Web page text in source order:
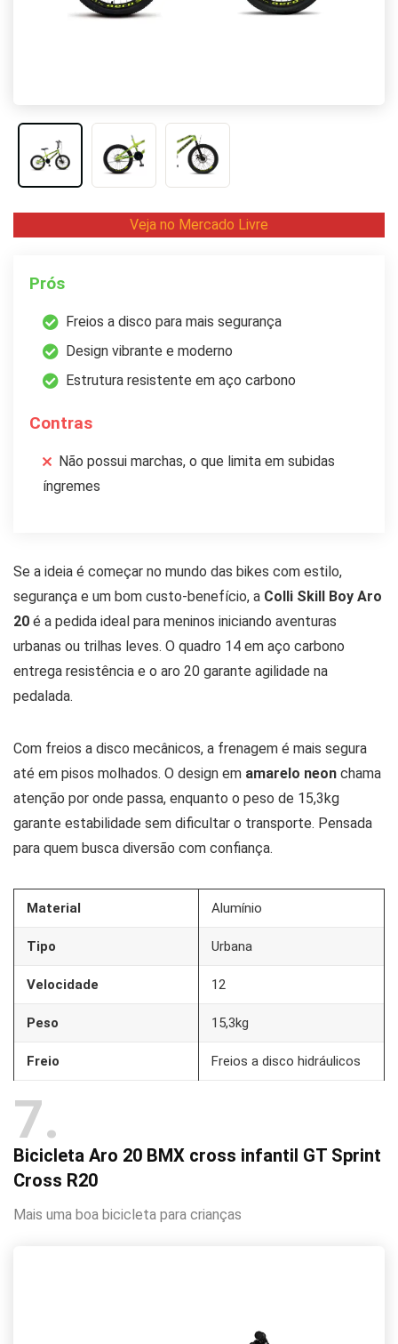
Veja no Mercado Livre
Prós
Freios a disco para mais segurança
Design vibrante e moderno
Estrutura resistente em aço carbono
Contras
Não possui marchas, o que limita em subidas
íngremes
Se a ideia é começar no mundo das bikes com estilo,
segurança e um bom custo-benefício, a Colli Skill Boy Aro
20 é a pedida ideal para meninos iniciando aventuras
urbanas ou trilhas leves. O quadro 14 em aço carbono
entrega resistência e o aro 20 garante agilidade na
pedalada.
Com freios a disco mecânicos, a frenagem é mais segura
até em pisos molhados. O design em amarelo neon chama
atenção por onde passa, enquanto o peso de 15,3kg
garante estabilidade sem dificultar o transporte. Pensada
para quem busca diversão com confiança.
Material Alumínio
Tipo Urbana
Velocidade 12
Peso 15,3kg
Freio Freios a disco hidráulicos
7
Bicicleta Aro 20 BMX cross infantil GT Sprint
Cross R20
Mais uma boa bicicleta para crianças